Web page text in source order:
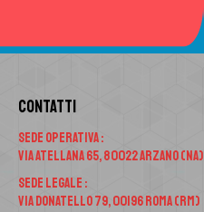
Contatti
Sede Operativa :
Via Atellana 65, 80022 Arzano (NA)
Sede Legale :
Via Donatello 79, 00196 Roma (RM)